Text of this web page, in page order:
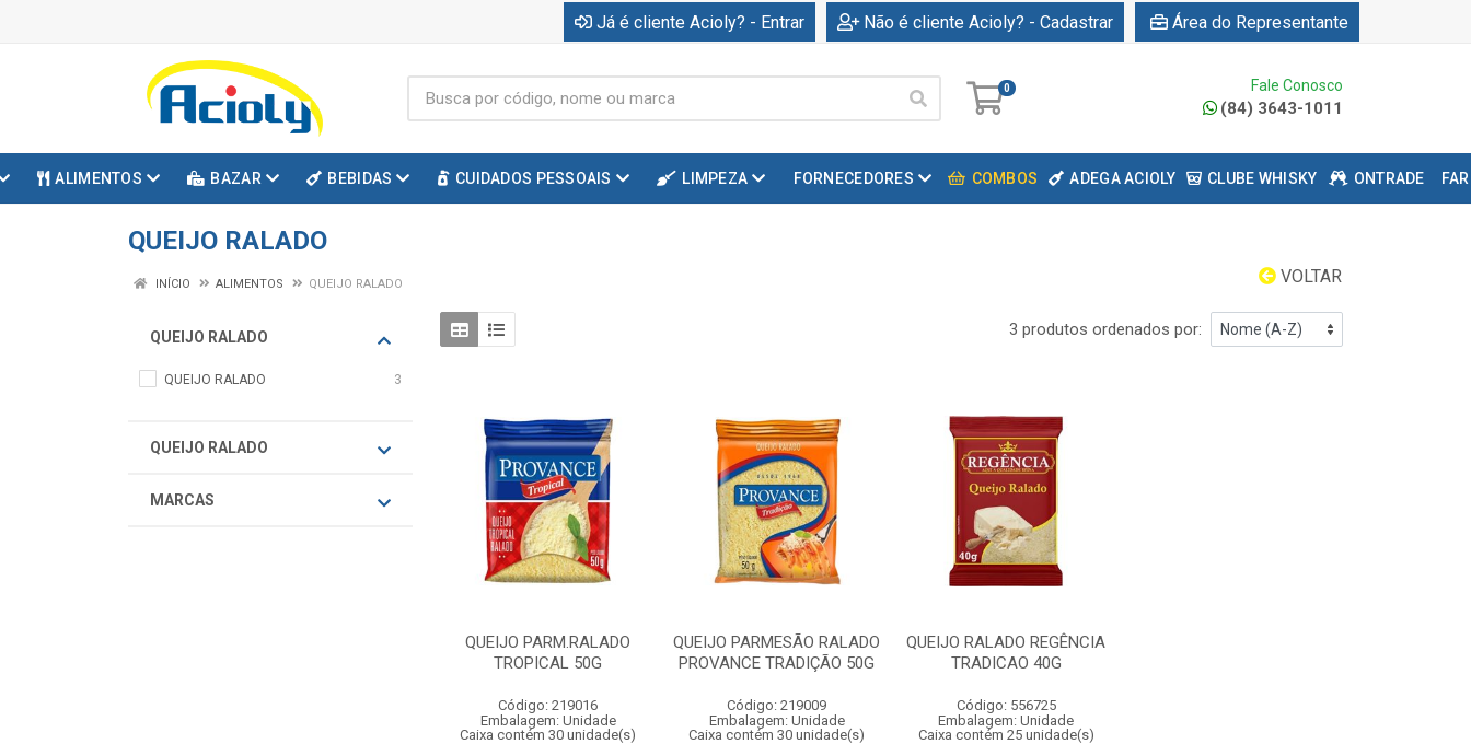
Já é cliente Acioly? - Entrar Não é cliente Acioly? - Cadastrar Área do Representante
0 Fale Conosco
(84) 3643-1011
ALIMENTOS BAZAR BEBIDAS CUIDADOS PESSOAIS LIMPEZA FORNECEDORES COMBOS ADEGA ACIOLY CLUBE WHISKY ONTRADE
QUEIJO RALADO
VOLTAR
INÍCIO ALIMENTOS QUEIJO RALADO
QUEIJO RALADO
QUEIJO RALADO 3
QUEIJO RALADO
MARCAS
3 produtos ordenados por:
QUEIJO PARM.RALADO
TROPICAL 50G
Código: 219016
Embalagem: Unidade
Caixa contém 30 unidade(s)
QUEIJO PARMESÃO RALADO
PROVANCE TRADIÇÃO 50G
Código: 219009
Embalagem: Unidade
Caixa contém 30 unidade(s)
QUEIJO RALADO REGÊNCIA
TRADICAO 40G
Código: 556725
Embalagem: Unidade
Caixa contém 25 unidade(s)